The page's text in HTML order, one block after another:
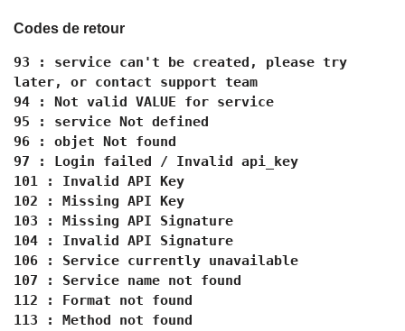
Codes de retour
93 : service can't be created, please try
later, or contact support team
94 : Not valid VALUE for service
95 : service Not defined
96 : objet Not found
97 : Login failed / Invalid api_key
101 : Invalid API Key
102 : Missing API Key
103 : Missing API Signature
104 : Invalid API Signature
106 : Service currently unavailable
107 : Service name not found
112 : Format not found
113 : Method not found